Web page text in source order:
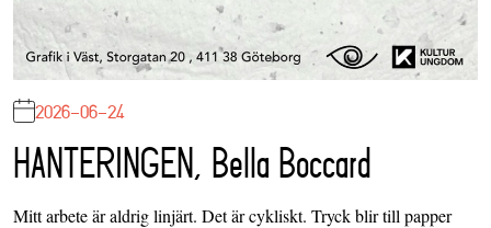
2026-06-24
HANTERINGEN, Bella Boccard
Mitt arbete är aldrig linjärt. Det är cykliskt. Tryck blir till papper